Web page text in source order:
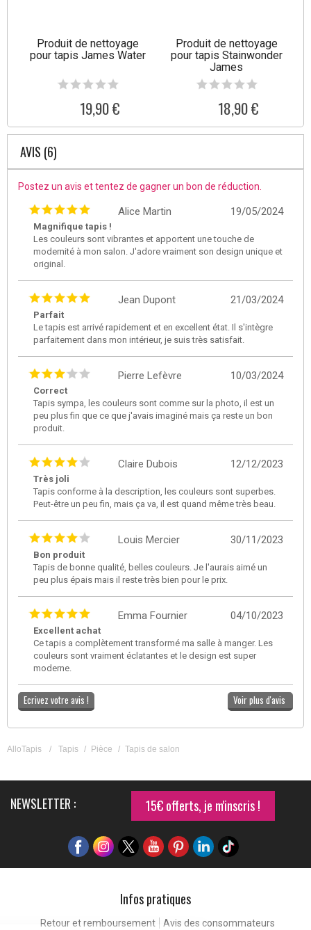
Produit de nettoyage
pour tapis James Water
19,90 €
Produit de nettoyage
pour tapis Stainwonder
James
18,90 €
AVIS (6)
Postez un avis et tentez de gagner un bon de réduction.
19/05/2024
Alice Martin
Magnifique tapis !
Les couleurs sont vibrantes et apportent une touche de
modernité à mon salon. J'adore vraiment son design unique et
original.
21/03/2024
Jean Dupont
Parfait
Le tapis est arrivé rapidement et en excellent état. Il s'intègre
parfaitement dans mon intérieur, je suis très satisfait.
10/03/2024
Pierre Lefèvre
Correct
Tapis sympa, les couleurs sont comme sur la photo, il est un
peu plus fin que ce que j'avais imaginé mais ça reste un bon
produit.
12/12/2023
Claire Dubois
Très joli
Tapis conforme à la description, les couleurs sont superbes.
Peut-être un peu fin, mais ça va, il est quand même très beau.
30/11/2023
Louis Mercier
Bon produit
Tapis de bonne qualité, belles couleurs. Je l'aurais aimé un
peu plus épais mais il reste très bien pour le prix.
04/10/2023
Emma Fournier
Excellent achat
Ce tapis a complètement transformé ma salle à manger. Les
couleurs sont vraiment éclatantes et le design est super
moderne.
Ecrivez votre avis ! Voir plus d'avis
AlloTapis / Tapis / Pièce / Tapis de salon
NEWSLETTER : 15€ offerts, je m'inscris !
Infos pratiques
Retour et remboursement Avis des consommateurs